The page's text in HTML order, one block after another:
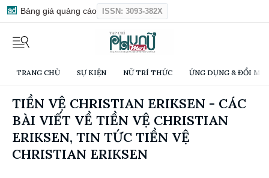
Bảng giá quảng cáo ISSN: 3093-382X
TRANG CHỦ SỰ KIỆN NỮ TRÍ THỨC ỨNG DỤNG & ĐỔI
TIỀN VỆ CHRISTIAN ERIKSEN - CÁC
BÀI VIẾT VỀ TIỀN VỆ CHRISTIAN
ERIKSEN, TIN TỨC TIỀN VỆ
CHRISTIAN ERIKSEN